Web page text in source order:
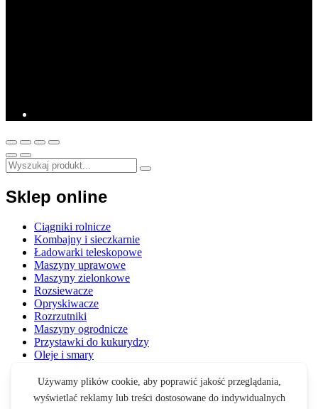
Sklep online
Ciągniki rolnicze
Kombajny i sieczkarnie
Ładowarki teleskopowe
Maszyny uprawowe
Maszyny zielonkowe
Rozsiewacze
Opryskiwacze
Rozrzutniki
Maszyny ogrodnicze
Przystawki do kukurydzy
Oleje i smary
Akcesoria
Zabawki